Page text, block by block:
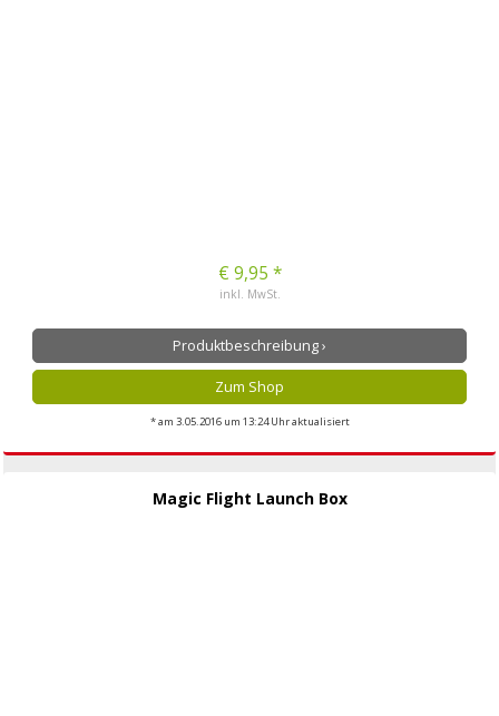
€ 9,95 *
inkl. MwSt.
Produktbeschreibung ›
Zum Shop
* am 3.05.2016 um 13:24 Uhr aktualisiert
Magic Flight Launch Box